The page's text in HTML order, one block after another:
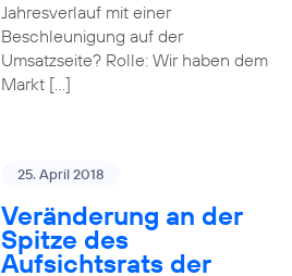
Jahresverlauf mit einer
Beschleunigung auf der
Umsatzseite? Rolle: Wir haben dem
Markt […]
25. April 2018
Veränderung an der
Spitze des
Aufsichtsrats der